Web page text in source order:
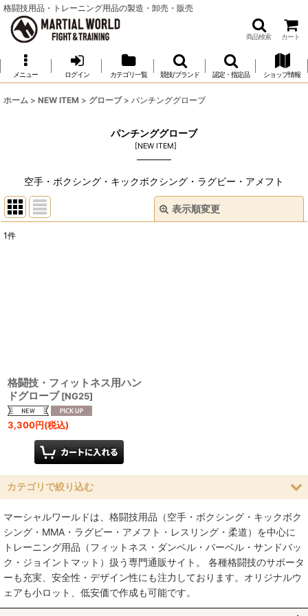
格闘技用品・トレーニング用品の製造・卸売・販売
商品検索 カート
メニュー ログイン カテゴリ一覧 競技/ブランド 認定・指定品 ショップ情報
ホーム > NEW ITEM > グローブ > パンチンググローブ
パンチンググローブ
[NEW ITEM]
空手・ボクシング・キックボクシング・ラグビー・アメフト
表示順変更
1件
格闘技・フィットネス用ハン
ドグローブ [NG25]
3,300円(税込)
カテゴリで絞り込む
グローブ (全商品)
ボクシンググローブ
オープンフィンガーグローブ
パンチンググローブ
マーシャルワールドは、格闘技用品（空手・ボクシング・キックボク
シング・MMA・ラグビー・アメフト・レスリング・柔道）を中心に
トレーニング用品（フィットネス・ダンベル・バーベル・サンドバッ
ク・ジョイントマット）扱う専門通販サイト。 各種格闘技のサポータ
ーも充実、安全性・デザイン性にも注力しております。オリジナルウ
ェアも小ロット、低安価で作成も可能です。